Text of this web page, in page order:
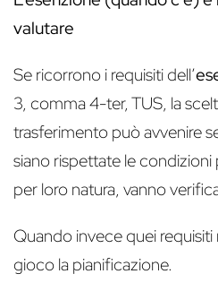
valutare
Se ricorrono i requisiti dell’
3, comma 4-ter, TUS, la
trasferimento può avvenire
siano rispettate le
per loro natura, vanno
Quando invece quei
gioco la pianificazione.